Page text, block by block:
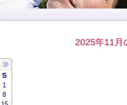
2025年11月
S
1
8